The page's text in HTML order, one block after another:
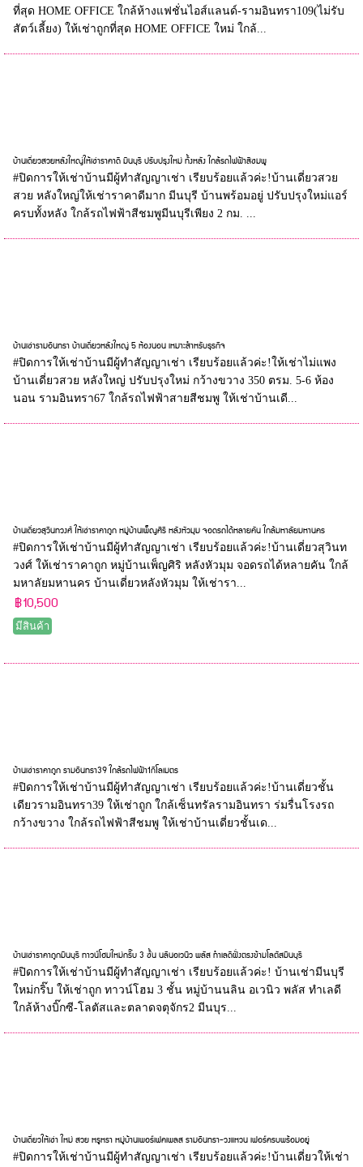
ที่สุด HOME OFFICE ใกล้ห้างแฟชั่นไอส์แลนด์-รามอินทรา109(ไม่รับ
สัตว์เลี้ยง) ให้เช่าถูกที่สุด HOME OFFICE ใหม่ ใกล้...
บ้านเดี่ยวสวยหลังใหญ่ให้เช่าราคาดี มีนบุรี ปรับปรุงใหม่ ทั้งหลัง ใกล้รถไฟฟ้าสีชมพู
#ปิดการให้เช่าบ้านมีผู้ทำสัญญาเช่า เรียบร้อยแล้วค่ะ!บ้านเดี่ยวสวย
สวย หลังใหญ่ให้เช่าราคาดีมาก มีนบุรี บ้านพร้อมอยู่ ปรับปรุงใหม่แอร์
ครบทั้งหลัง ใกล้รถไฟฟ้าสีชมพูมีนบุรีเพียง 2 กม. ...
บ้านเช่ารามอินทรา บ้านเดี่ยวหลังใหญ่ 5 ห้องนอน เหมาะสำหรับธุรกิจ
#ปิดการให้เช่าบ้านมีผู้ทำสัญญาเช่า เรียบร้อยแล้วค่ะ!ให้เช่าไม่แพง
บ้านเดี่ยวสวย หลังใหญ่ ปรับปรุงใหม่ กว้างขวาง 350 ตรม. 5-6 ห้อง
นอน รามอินทรา67 ใกล้รถไฟฟ้าสายสีชมพู ให้เช่าบ้านเดี...
บ้านเดี่ยวสุวินทวงศ์ ให้เช่าราคาถูก หมู่บ้านเพ็ญศิริ หลังหัวมุม จอดรถได้หลายคัน ใกล้มหาลัยมหานคร
#ปิดการให้เช่าบ้านมีผู้ทำสัญญาเช่า เรียบร้อยแล้วค่ะ!บ้านเดี่ยวสุวินท
วงศ์ ให้เช่าราคาถูก หมู่บ้านเพ็ญศิริ หลังหัวมุม จอดรถได้หลายคัน ใกล้
มหาลัยมหานคร บ้านเดี่ยวหลังหัวมุม ให้เช่ารา...
฿10,500
มีสินค้า
บ้านเช่าราคาถูก รามอินทรา39 ใกล้รถไฟฟ้า1กิโลเมตร
#ปิดการให้เช่าบ้านมีผู้ทำสัญญาเช่า เรียบร้อยแล้วค่ะ!บ้านเดี่ยวชั้น
เดียวรามอินทรา39 ให้เช่าถูก ใกล้เซ็นทรัลรามอินทรา ร่มรื่นโรงรถ
กว้างขวาง ใกล้รถไฟฟ้าสีชมพู ให้เช่าบ้านเดี่ยวชั้นเด...
บ้านเช่าราคาถูกมีนบุรี ทาวน์โฮมใหม่กริ๊บ 3 ชั้น นลินอเวนิว พลัส ทำเลดีฝั่งตรงข้ามโลตัสมีนบุรี
#ปิดการให้เช่าบ้านมีผู้ทำสัญญาเช่า เรียบร้อยแล้วค่ะ! บ้านเช่ามีนบุรี
ใหม่กริ๊บ ให้เช่าถูก ทาวน์โฮม 3 ชั้น หมู่บ้านนลิน อเวนิว พลัส ทำเลดี
ใกล้ห้างบิ๊กซี-โลตัสและตลาดจตุจักร2 มีนบุร...
บ้านเดี่ยวให้เช่า ใหม่ สวย หรูหรา หมู่บ้านเพอร์เฟคเพลส รามอินทรา-วงแหวน เฟอร์ครบพร้อมอยู่
#ปิดการให้เช่าบ้านมีผู้ทำสัญญาเช่า เรียบร้อยแล้วค่ะ!บ้านเดี่ยวให้เช่า